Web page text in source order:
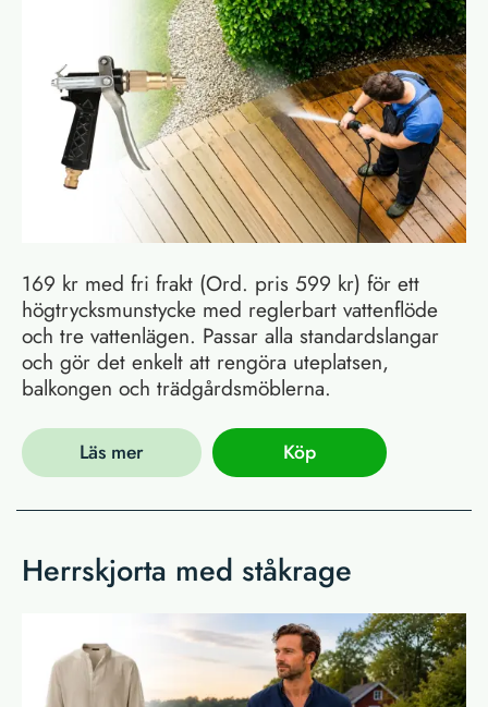
169 kr med fri frakt (Ord. pris 599 kr) för ett
högtrycksmunstycke med reglerbart vattenflöde
och tre vattenlägen. Passar alla standardslangar
och gör det enkelt att rengöra uteplatsen,
balkongen och trädgårdsmöblerna.
Läs mer Köp
Herrskjorta med ståkrage